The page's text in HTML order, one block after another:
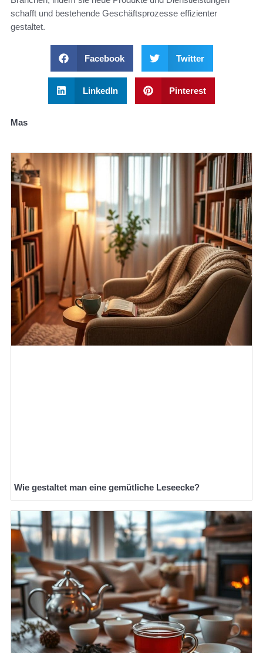
schafft und bestehende Geschäftsprozesse effizienter
gestaltet.
Facebook Twitter
LinkedIn Pinterest
Mas
Wie gestaltet man eine gemütliche Leseecke?